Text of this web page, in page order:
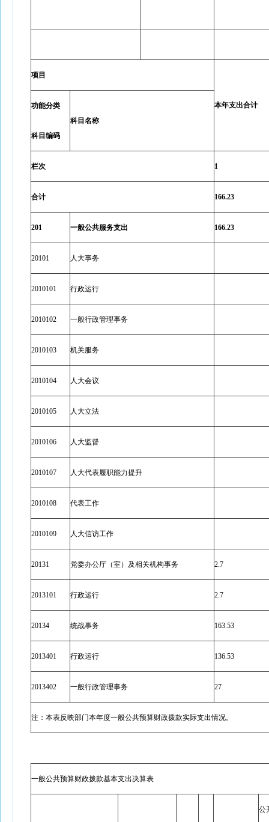
项目
本年支出合计
功能分类
科目编码
科目名称
栏次 1
合计 166.23
201 一般公共服务支出 166.23
20101 人大事务
2010101 行政运行
2010102 一般行政管理事务
2010103 机关服务
2010104 人大会议
2010105 人大立法
2010106 人大监督
2010107 人大代表履职能力提升
2010108 代表工作
2010109 人大信访工作
20131 党委办公厅（室）及相关机构事务 2.7
2013101 行政运行 2.7
20134 统战事务 163.53
2013401 行政运行 136.53
2013402 一般行政管理事务 27
注：本表反映部门本年度一般公共预算财政拨款实际支出情况。
一般公共预算财政拨款基本支出决算表
公